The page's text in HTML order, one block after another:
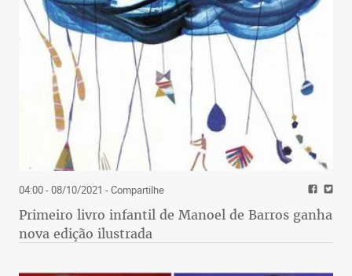
04:00 - 08/10/2021 - Compartilhe
Primeiro livro infantil de Manoel de Barros ganha
nova edição ilustrada